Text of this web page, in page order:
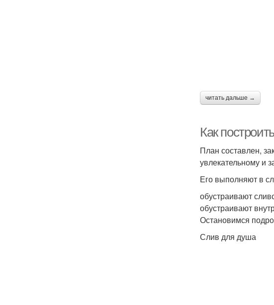
читать дальше →
Как
План составлен,
увлекательному и
Его выполняют в
обустраивают
обустраивают
Остановимся
Слив для душа